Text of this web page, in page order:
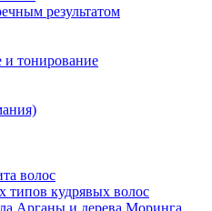
результатом
тонирование
волос
типов кудрявых волос
Арганы и дерева Моринга